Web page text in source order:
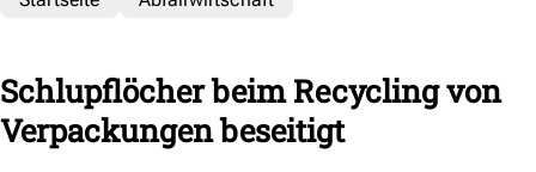
Schlupflöcher beim Recycling von
Verpackungen beseitigt